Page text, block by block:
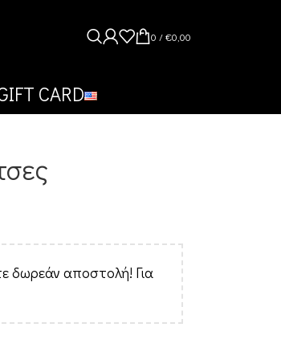
0 /€0,00
CARD
δωρεάν αποστολή! Για